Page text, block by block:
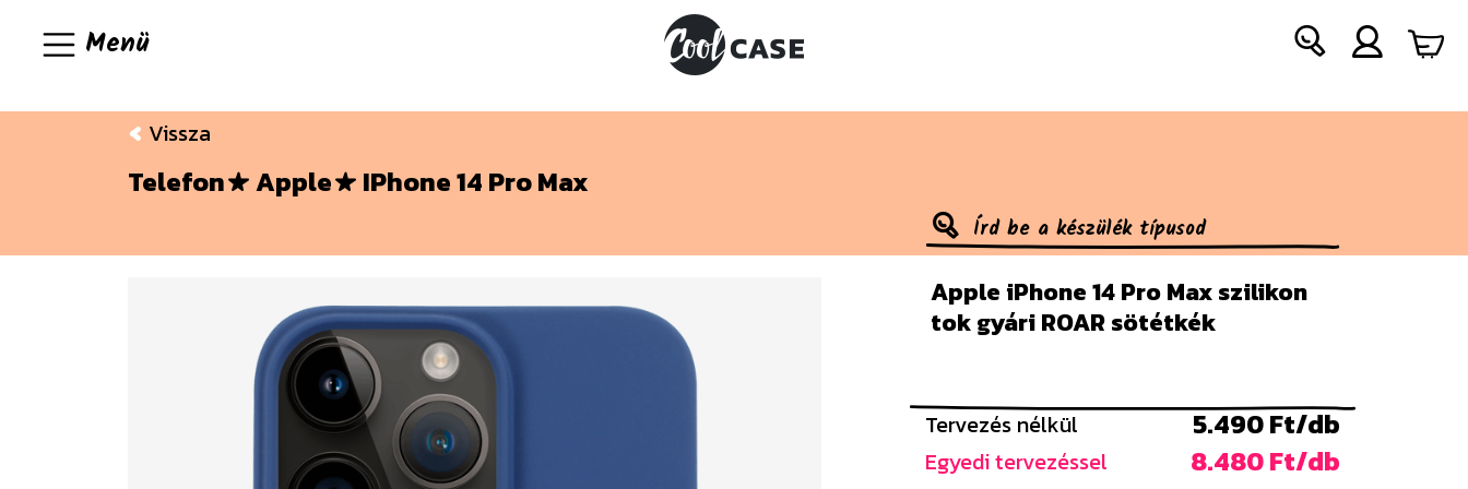
Menü
Vissza
Telefon Apple IPhone 14 Pro Max
Apple iPhone 14 Pro Max szilikon
tok gyári ROAR sötétkék
Tervezés nélkül 5.490 Ft/db
Egyedi tervezéssel 8.480 Ft/db